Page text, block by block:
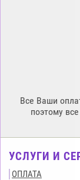
Все Ваши
поэтому
УСЛУГИ И
ОПЛАТА